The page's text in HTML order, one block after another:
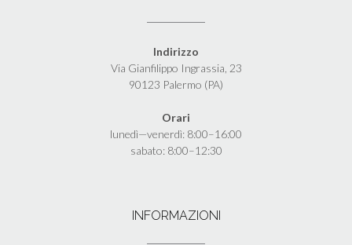
Indirizzo
Via Gianfilippo Ingrassia, 23
90123 Palermo (PA)
Orari
lunedì—venerdì: 8:00–16:00
sabato: 8:00–12:30
INFORMAZIONI